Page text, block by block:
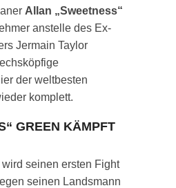
Allan „Sweetness“
anstelle des Ex-
Jermain Taylor
der weltbesten
komplett.
GREEN KÄMPFT
wird seinen ersten Fight
seinen Landsmann